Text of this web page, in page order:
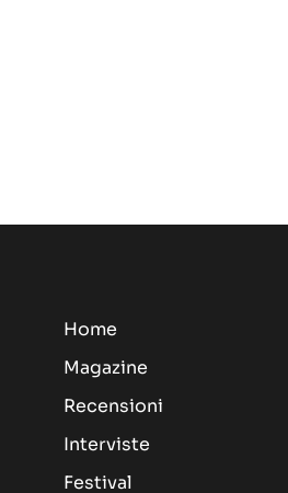
Home
Magazine
Recensioni
Interviste
Festival